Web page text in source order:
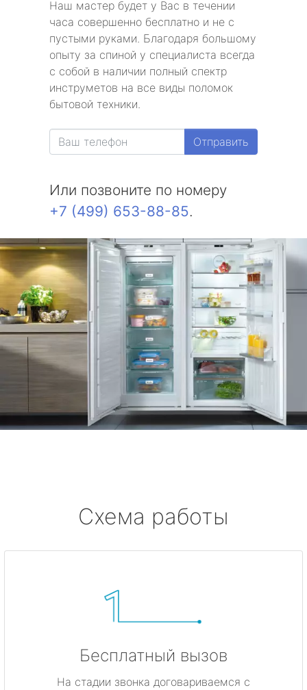
Наш мастер будет у Вас в течении
часа совершенно бесплатно и не с
пустыми руками. Благодаря большому
опыту за спиной у специалиста всегда
с собой в наличии полный спектр
инструметов на все виды поломок
бытовой техники.
Отправить
Или позвоните по номеру
+7 (499) 653-88-85.
Схема работы
Бесплатный вызов
На стадии звонка договариваемся с